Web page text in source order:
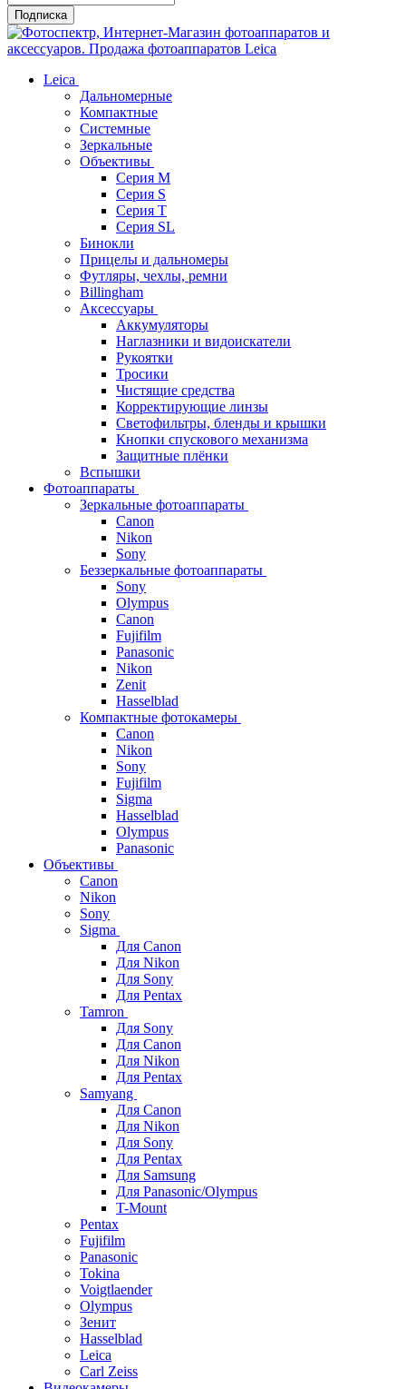
Подписка
Leica
Дальномерные
Компактные
Системные
Зеркальные
Объективы
Серия M
Серия S
Серия T
Серия SL
Бинокли
Прицелы и дальномеры
Футляры, чехлы, ремни
Billingham
Аксессуары
Аккумуляторы
Наглазники и видоискатели
Рукоятки
Тросики
Чистящие средства
Корректирующие линзы
Светофильтры, бленды и крышки
Кнопки спускового механизма
Защитные плёнки
Вспышки
Фотоаппараты
Зеркальные фотоаппараты
Canon
Nikon
Sony
Беззеркальные фотоаппараты
Sony
Olympus
Canon
Fujifilm
Panasonic
Nikon
Zenit
Hasselblad
Компактные фотокамеры
Canon
Nikon
Sony
Fujifilm
Sigma
Hasselblad
Olympus
Panasonic
Объективы
Canon
Nikon
Sony
Sigma
Для Canon
Для Nikon
Для Sony
Для Pentax
Tamron
Для Sony
Для Canon
Для Nikon
Для Pentax
Samyang
Для Canon
Для Nikon
Для Sony
Для Pentax
Для Samsung
Для Panasonic/Olympus
T-Mount
Pentax
Fujifilm
Panasonic
Tokina
Voigtlaender
Olympus
Зенит
Hasselblad
Leica
Carl Zeiss